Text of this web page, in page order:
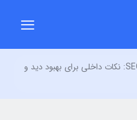
اسرار SEO: نکات داخلی برای بهبود دید و